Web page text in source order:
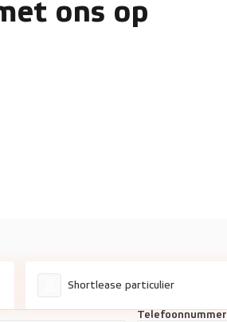
ons op
Shortlease particulier
Telefoonnummer